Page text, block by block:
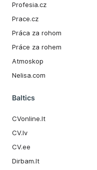
Profesia.cz
Prace.cz
Práca za rohom
Práce za rohem
Atmoskop
Nelisa.com
Baltics
CVonline.lt
CV.lv
CV.ee
Dirbam.It